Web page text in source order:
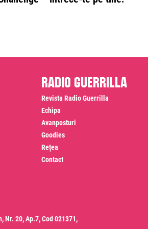
Radio Guerrilla
Revista Radio Guerrilla
Echipa
Avanposturi
Goodies
Rețea
Contact
Nr. 20, Ap.7, Cod 021371,